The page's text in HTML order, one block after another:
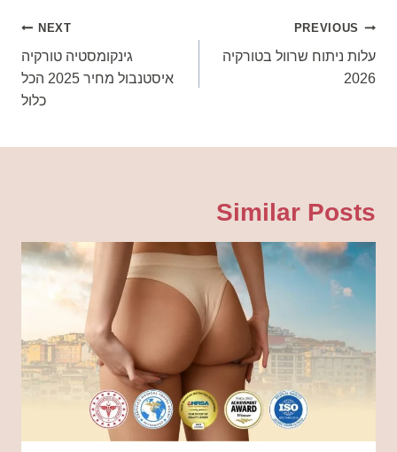
ניווט
PREVIOUS
עלות ניתוח שרוול בטורקיה
2026
NEXT
גינקומסטיה טורקיה
איסטנבול מחיר 2025 הכל
כלול
Similar Posts